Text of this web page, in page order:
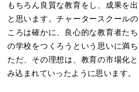
もちろん良質な教育をし、成果を
と思います。チャータースクール
ころは確かに、良心的な教育者た
の学校をつくろうという思いに満ち
ただ、その理想は、教育の市場化
み込まれていったように思います。